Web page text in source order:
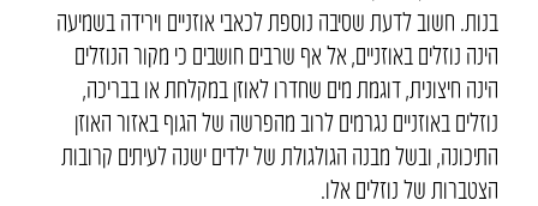
בנות. חשוב לדעת שסיבה נוספת לכאבי אוזניים וירידה בשמיעה
הינה נוזלים באוזניים, אל אף שרבים חושבים כי מקור הנוזלים
הינה חיצונית, דוגמת מים שחדרו לאוזן במקלחת או בבריכה,
נוזלים באוזניים נגרמים לרוב מהפרשה של הגוף באזור האוזן
התיכונה, ובשל מבנה הגולגולת של ילדים ישנה לעיתים קרובות
הצטברות של נוזלים אלו.